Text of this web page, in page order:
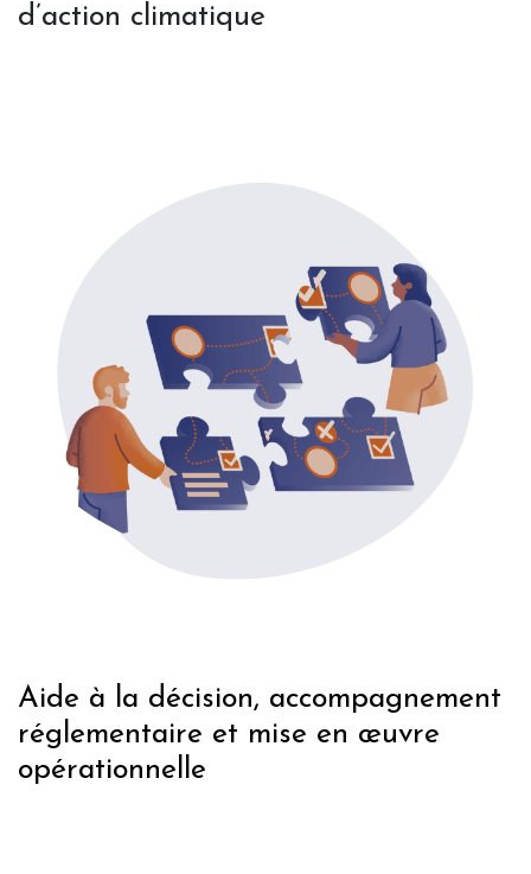
d’action climatique
Aide à la décision, accompagnement
réglementaire et mise en œuvre
opérationnelle